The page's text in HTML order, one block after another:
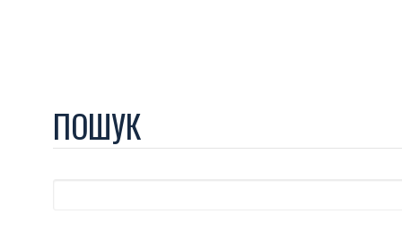
ПОШУК